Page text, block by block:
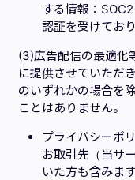
する情報：
認証を受けており
(3)広告配信の最適化
に提供させていただ
のいずれかの場合を
ことはありません。
プライバシーポ
お取引先（当サ
いた方も含みま